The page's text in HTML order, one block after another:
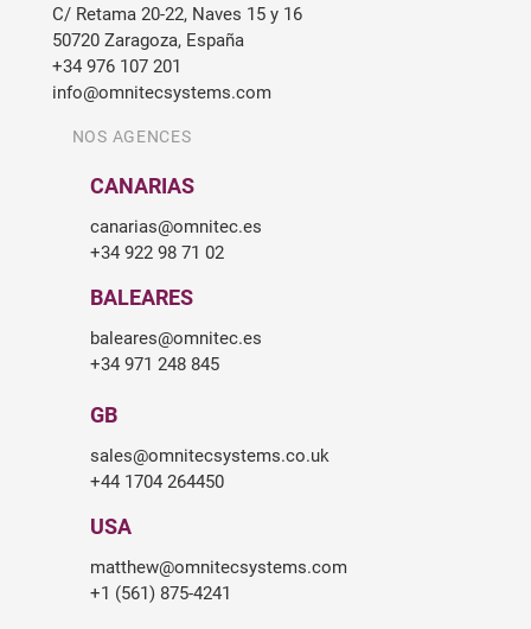
C/ Retama 20-22, Naves 15 y 16
50720 Zaragoza, España
+34 976 107 201
info@omnitecsystems.com
NOS AGENCES
CANARIAS
canarias@omnitec.es
+34 922 98 71 02
BALEARES
baleares@omnitec.es
+34 971 248 845
GB
sales@omnitecsystems.co.uk
+44 1704 264450
USA
matthew@omnitecsystems.com
+1 (561) 875-4241